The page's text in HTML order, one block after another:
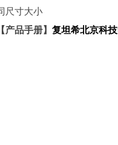
尺寸大小
【产品手册】 复坦希北京科